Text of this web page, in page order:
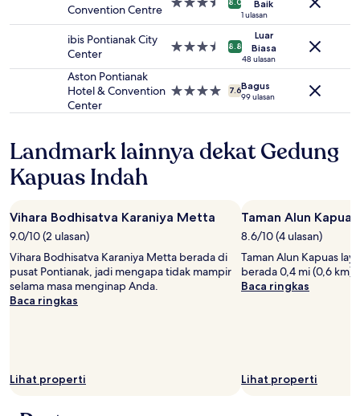
Ketentuan
tambahan
berlaku.
Convention Centre
Baik
1 ulasan
ibis Pontianak City
Center
Properti
8.8
Luar
Biasa
48 ulasan
Aston Pontianak
Hotel & Convention
Center
Properti
7.6Bagus
99 ulasan
Landmark lainnya dekat Gedung
Kapuas Indah
Vihara Bodhisatva Karaniya Metta
9.0/10 (2 ulasan)
Vihara Bodhisatva Karaniya Metta berada di
pusat Pontianak, jadi mengapa tidak mampir
selama masa menginap Anda.
Baca ringkas
Lihat properti
Taman Alun Kapuas
8.6/10 (4 ulasan)
Taman Alun Kapuas
berada 0,4 mi (0,6 km)
Baca ringkas
Lihat properti